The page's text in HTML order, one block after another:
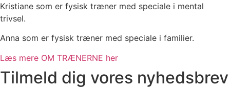
Kristiane som er fysisk træner med speciale i mental
trivsel.
Anna som er fysisk træner med speciale i familier.
Læs mere OM TRÆNERNE her
Tilmeld dig vores nyhedsbrev